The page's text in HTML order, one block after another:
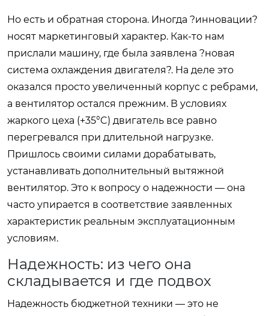
Но есть и обратная сторона. Иногда ?инновации?
носят маркетинговый характер. Как-то нам
прислали машину, где была заявлена ?новая
система охлаждения двигателя?. На деле это
оказался просто увеличенный корпус с ребрами,
а вентилятор остался прежним. В условиях
жаркого цеха (+35°C) двигатель все равно
перегревался при длительной нагрузке.
Пришлось своими силами дорабатывать,
устанавливать дополнительный вытяжной
вентилятор. Это к вопросу о надежности — она
часто упирается в соответствие заявленных
характеристик реальным эксплуатационным
условиям.
Надежность: из чего она
складывается и где подвох
Надежность бюджетной техники — это не